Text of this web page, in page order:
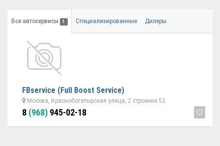
Все автосервисы 1 Специализированные Дилеры
FBserviсe (Full Boost Service)
Москва, Краснобогатырская улица, 2 строение 52
8 (968) 945-02-18